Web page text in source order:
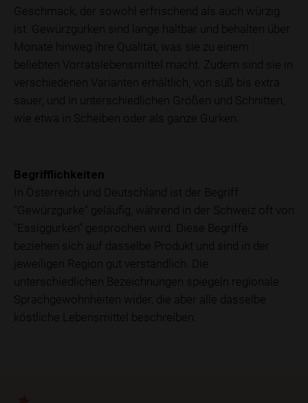
Geschmack, der sowohl erfrischend als auch würzig
ist. Gewürzgurken sind lange haltbar und behalten über
Monate hinweg ihre Qualität, was sie zu einem
beliebten Vorratslebensmittel macht. Zudem sind sie in
verschiedenen Varianten erhältlich, von süß bis extra
sauer, und in unterschiedlichen Größen und Schnitten,
wie etwa in Scheiben oder als ganze Gurken.
Begrifflichkeiten
In Österreich und Deutschland ist der Begriff
"Gewürzgurke" geläufig, während in der Schweiz oft von
"Essiggurken" gesprochen wird. Diese Begriffe
beziehen sich auf dasselbe Produkt und sind in der
jeweiligen Region gut verständlich. Die
unterschiedlichen Bezeichnungen spiegeln regionale
Sprachgewohnheiten wider, die aber alle dasselbe
köstliche Lebensmittel beschreiben.